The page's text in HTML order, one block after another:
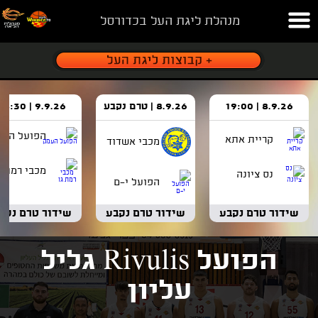
מנהלת ליגת העל בכדורסל
8.9.26 | 19:00
קריית אתא
נס ציונה
שידור טרם נקבע
8.9.26 | טרם נקבע
מכבי אשדוד
הפועל י-ם
שידור טרם נקבע
9.9.26 | 18:30
הפועל
מכבי רמת
שידור טרם
הפועל Rivulis גליל
עליון